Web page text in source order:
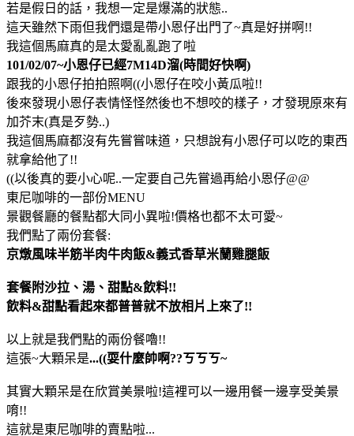
若是假日的話，我想一定是爆滿的狀態..
這天雖然下雨但我們還是帶小恩仔出門了~真是好拼啊!!
我這個馬麻真的是太愛亂亂跑了啦
101/02/07~小恩仔已經7M14D溜(時間好快啊)
跟我的小恩仔拍拍照啊((小恩仔在咬小黃瓜啦!!
後來發現小恩仔表情怪怪然後也不想咬的樣子，才發現原來有
加芥末(真是歹勢..)
我這個馬麻都沒有先嘗嘗味道，只想說有小恩仔可以吃的東西
就拿給他了!!
((以後真的要小心呢..一定要自己先嘗過再給小恩仔@@
東尼咖啡的一部份MENU
景觀餐廳的餐點都大同小異啦!價格也都不太可愛~
我們點了兩份套餐:
京燉風味半筋半肉牛肉飯&義式香草米蘭雞腿飯
套餐附沙拉、湯、甜點&飲料!!
飲料&甜點看起來都普普就不放相片上來了!!
以上就是我們點的兩份餐嚕!!
這張~大顆呆是...((耍什麼帥啊??ㄎㄎㄎ~
其實大顆呆是在欣賞美景啦!這裡可以一邊用餐一邊享受美景
唷!!
這就是東尼咖啡的賣點啦...